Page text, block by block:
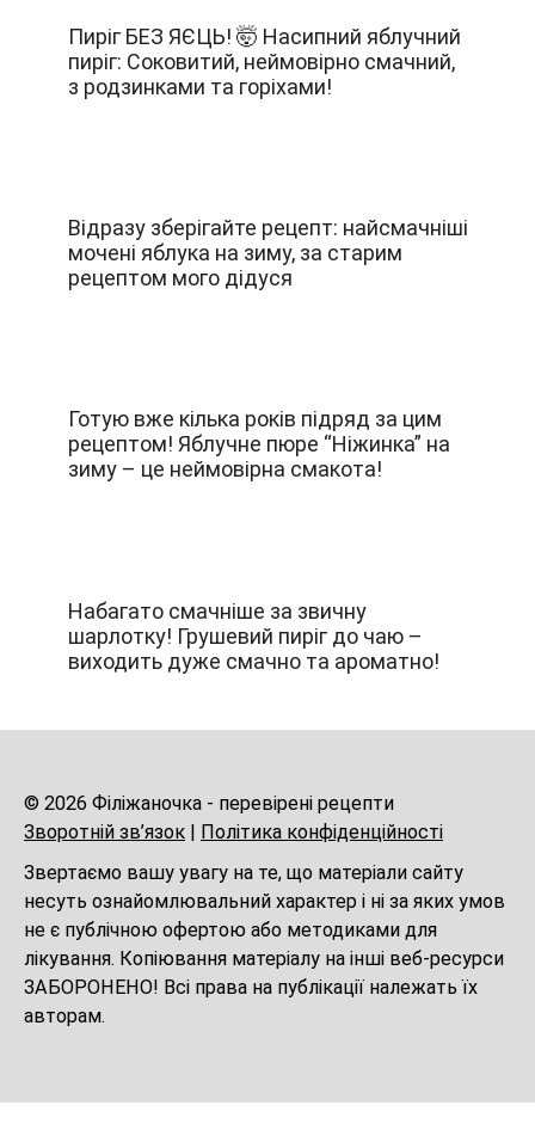
Пиріг БЕЗ ЯЄЦЬ! 🤯 Насипний яблучний
пиріг: Соковитий, неймовірно смачний,
з родзинками та горіхами!
Відразу зберігайте рецепт: найсмачніші
мочені яблука на зиму, за старим
рецептом мого дідуся
Готую вже кілька років підряд за цим
рецептом! Яблучне пюре “Ніжинка” на
зиму – це неймовірна смакота!
Набагато смачніше за звичну
шарлотку! Грушевий пиріг до чаю –
виходить дуже смачно та ароматно!
© 2026 Філіжаночка - перевірені рецепти
Зворотній зв’язок | Політика конфіденційності
Звертаємо вашу увагу на те, що матеріали сайту
несуть ознайомлювальний характер і ні за яких умов
не є публічною офертою або методиками для
лікування. Копіювання матеріалу на інші веб-ресурси
ЗАБОРОНЕНО! Всі права на публікації належать їх
авторам.